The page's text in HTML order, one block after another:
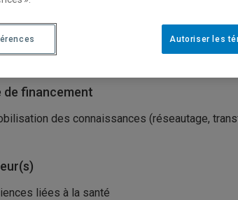
de recherche en santé du Canada (IRSC)
de financement
des connaissances (réseautage,
liées à la santé
Autoriser les